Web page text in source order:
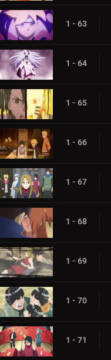
1 - 63
1 - 64
1 - 65
1 - 66
1 - 67
1 - 68
1 - 69
1 - 70
1 - 71